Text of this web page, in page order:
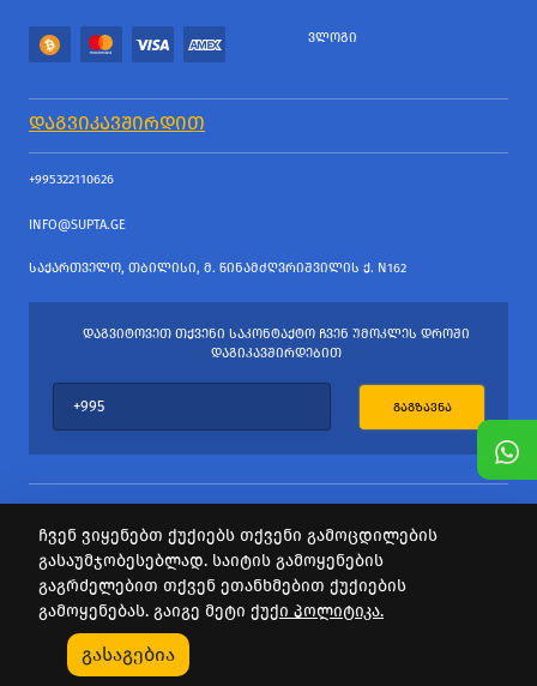
Კატეგორიები Აქციები
ᲕᲚᲝᲒᲘ
ᲓᲐᲒᲕᲘᲙᲐᲕᲨᲘᲠᲓᲘᲗ
+995322110626
INFO@SUPTA.GE
ᲡᲐᲥᲐᲠᲗᲕᲔᲚᲝ, ᲗᲑᲘᲚᲘᲡᲘ, Მ. ᲬᲘᲜᲐᲛᲫᲦᲕᲠᲘᲨᲕᲘᲚᲘᲡ Ქ. N162
ᲓᲐᲒᲕᲘᲢᲝᲕᲔᲗ ᲗᲥᲕᲔᲜᲘ ᲡᲐᲙᲝᲜᲢᲐᲥᲢᲝ ᲩᲕᲔᲜ ᲣᲛᲝᲙᲚᲔᲡ ᲓᲠᲝᲨᲘ
ᲓᲐᲒᲘᲙᲐᲕᲨᲘᲠᲓᲔᲑᲘᲗ
ᲒᲐᲒᲖᲐᲕᲜᲐ
ყველა უფლება დაცულია
საიტის პროვაიდერი Webdoors.ge
ჩვენ ვიყენებთ ქუქიებს თქვენი გამოცდილების
გასაუმჯობესებლად. საიტის გამოყენების
გაგრძელებით თქვენ ეთანხმებით ქუქიების
გამოყენებას. გაიგე მეტი ქუქი პოლიტიკა.
გასაგებია